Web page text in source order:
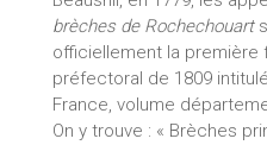
brèches de Rochechouart
officiellement la première
préfectoral de 1809
France, volume
On y trouve : « Brèches